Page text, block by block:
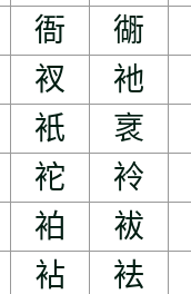
衙 衚
衩 衪
衹 衺
袉 袊
袙 袚
袩 袪